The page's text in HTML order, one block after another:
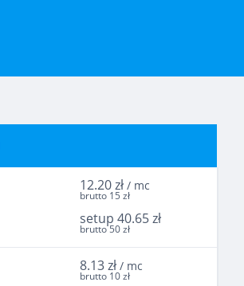
12.20 zł / mc
brutto 15 zł
setup 40.65 zł
brutto 50 zł
8.13 zł / mc
brutto 10 zł